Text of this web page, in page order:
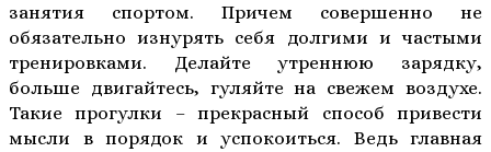
занятия спортом. Причем совершенно не
обязательно изнурять себя долгими и частыми
тренировками. Делайте утреннюю зарядку,
больше двигайтесь, гуляйте на свежем воздухе.
Такие прогулки – прекрасный способ привести
мысли в порядок и успокоиться. Ведь главная